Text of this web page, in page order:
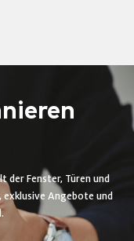
der Fenster, Türen und
exklusive Angebote und